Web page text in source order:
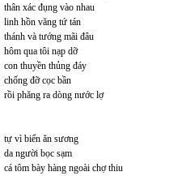
thân xác đụng vào nhau
linh hồn văng tứ tán
thánh và tướng mãi đâu
hôm qua tôi nạp dỡ
con thuyền thủng đáy
chống đỡ cọc bần
rồi phăng ra dòng nước lợ
tự vì biển ăn sương
da người bọc sạm
cá tôm bày hàng ngoài chợ thiu